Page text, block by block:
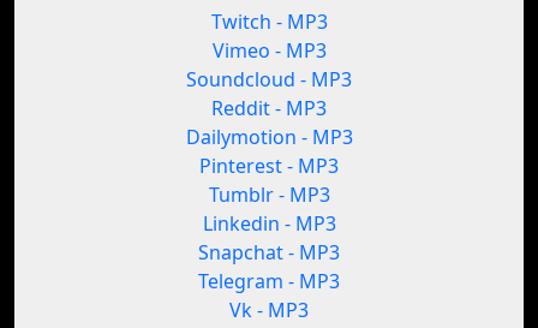
Twitch - MP3
Vimeo - MP3
Soundcloud - MP3
Reddit - MP3
Dailymotion - MP3
Pinterest - MP3
Tumblr - MP3
Linkedin - MP3
Snapchat - MP3
Telegram - MP3
Vk - MP3